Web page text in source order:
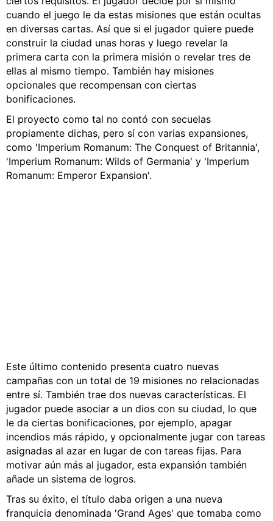
cuando el juego le da estas misiones que están ocultas
en diversas cartas. Así que si el jugador quiere puede
construir la ciudad unas horas y luego revelar la
primera carta con la primera misión o revelar tres de
ellas al mismo tiempo. También hay misiones
opcionales que recompensan con ciertas
bonificaciones.
El proyecto como tal no contó con secuelas
propiamente dichas, pero sí con varias expansiones,
como 'Imperium Romanum: The Conquest of Britannia',
'Imperium Romanum: Wilds of Germania' y 'Imperium
Romanum: Emperor Expansion'.
Este último contenido presenta cuatro nuevas
campañas con un total de 19 misiones no relacionadas
entre sí. También trae dos nuevas características. El
jugador puede asociar a un dios con su ciudad, lo que
le da ciertas bonificaciones, por ejemplo, apagar
incendios más rápido, y opcionalmente jugar con tareas
asignadas al azar en lugar de con tareas fijas. Para
motivar aún más al jugador, esta expansión también
añade un sistema de logros.
Tras su éxito, el título daba origen a una nueva
franquicia denominada 'Grand Ages' que tomaba como